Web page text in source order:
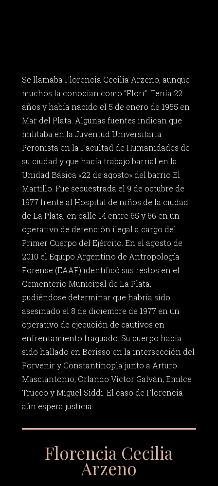
Se llamaba Florencia Cecilia Arzeno, aunque
muchos la conocían como “Flori”. Tenía 22
años y había nacido el 5 de enero de 1955 en
Mar del Plata. Algunas fuentes indican que
militaba en la Juventud Universitaria
Peronista en la Facultad de Humanidades de
su ciudad y que hacía trabajo barrial en la
Unidad Básica «22 de agosto» del barrio El
Martillo. Fue secuestrada el 9 de octubre de
1977 frente al Hospital de niños de la ciudad
de La Plata, en calle 14 entre 65 y 66 en un
operativo de detención ilegal a cargo del
Primer Cuerpo del Ejército. En el agosto de
2010 el Equipo Argentino de Antropología
Forense (EAAF) identificó sus restos en el
Cementerio Municipal de La Plata,
pudiéndose determinar que habría sido
asesinado el 8 de diciembre de 1977 en un
operativo de ejecución de cautivos en
enfrentamiento fraguado. Su cuerpo había
sido hallado en Berisso en la intersección del
Porvenir y Constantinopla junto a Arturo
Masciantonio, Orlando Víctor Galván, Emilce
Trucco y Miguel Siddi. El caso de Florencia
aún espera justicia.
Florencia Cecilia
Arzeno